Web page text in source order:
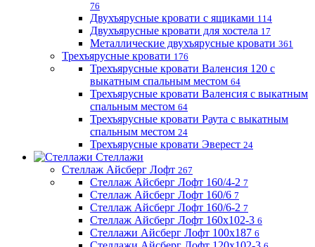
76
Двухъярусные кровати с ящиками 114
Двухъярусные кровати для хостела 17
Металлические двухъярусные кровати 361
Трехъярусные кровати 176
Трехъярусные кровати Валенсия 120 с
выкатным спальным местом 64
Трехъярусные кровати Валенсия с выкатным
спальным местом 64
Трехъярусные кровати Раута с выкатным
спальным местом 24
Трехъярусные кровати Эверест 24
Стеллажи
Стеллаж Айсберг Лофт 267
Стеллаж Айсберг Лофт 160/4-2 7
Стеллаж Айсберг Лофт 160/6 7
Стеллаж Айсберг Лофт 160/6-2 7
Стеллаж Айсберг Лофт 160х102-3 6
Стеллажи Айсберг Лофт 100х187 6